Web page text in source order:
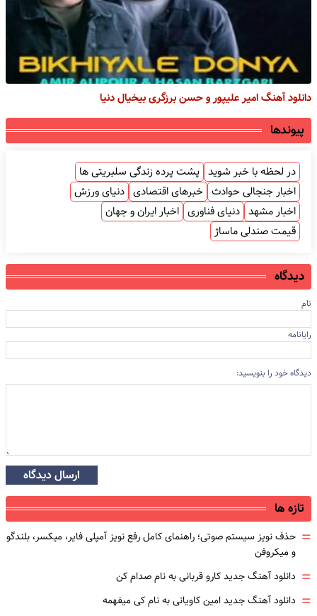
دانلود آهنگ امیر علیپور و حسن برزگری بیخیال دنیا
پیوندها
در لحظه با خبر شوید پشت پرده زندگی سلبریتی ها
اخبار جنجالی حوادث خبرهای اقتصادی دنیای ورزش
اخبار مشهد دنیای فناوری اخبار ایران و جهان
قیمت صندلی ماساژ
دیدگاه
نام
رایانامه
دیدگاه خود را بنویسید:
ارسال دیدگاه
تازه ها
= حذف نویز سیستم صوتی؛ راهنمای کامل رفع نویز آمپلی فایر، میکسر، بلندگو
و میکروفن
= دانلود آهنگ جدید کارو قربانی به نام صدام کن
= دانلود آهنگ جدید امین کاویانی به نام کی میفهمه